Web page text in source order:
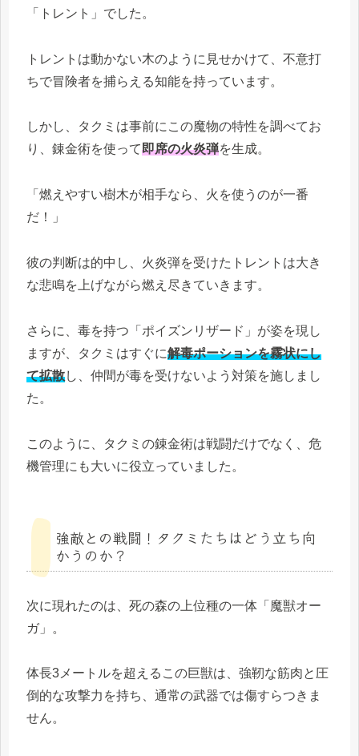
「トレント」でした。
トレントは動かない木のように見せかけて、不意打
ちで冒険者を捕らえる知能を持っています。
しかし、タクミは事前にこの魔物の特性を調べてお
り、錬金術を使って即席の火炎弾を生成。
「燃えやすい樹木が相手なら、火を使うのが一番
だ！」
彼の判断は的中し、火炎弾を受けたトレントは大き
な悲鳴を上げながら燃え尽きていきます。
さらに、毒を持つ「ポイズンリザード」が姿を現し
ますが、タクミはすぐに解毒ポーションを霧状にし
て拡散し、仲間が毒を受けないよう対策を施しまし
た。
このように、タクミの錬金術は戦闘だけでなく、危
機管理にも大いに役立っていました。
強敵との戦闘！タクミたちはどう立ち向
かうのか？
次に現れたのは、死の森の上位種の一体「魔獣オー
ガ」。
体長3メートルを超えるこの巨獣は、強靭な筋肉と圧
倒的な攻撃力を持ち、通常の武器では傷すらつきま
せん。